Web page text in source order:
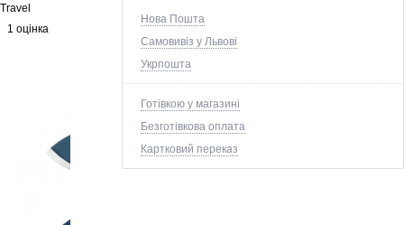
Нова Пошта
Самовивіз у Львові
Укрпошта
Готівкою у магазині
Безготівкова оплата
Картковий переказ
Travel
1 оцінка